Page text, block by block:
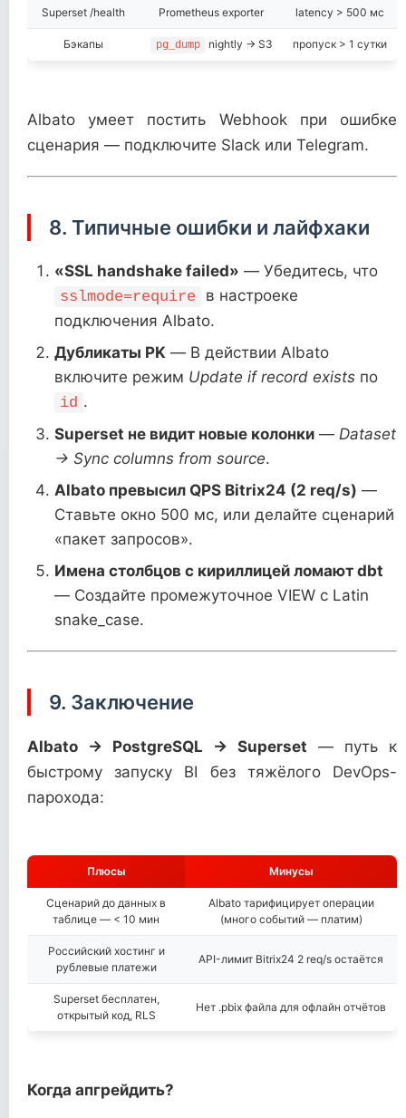
Superset /health Prometheus exporter latency > 500 мс
Бэкапы pg_dump nightly → S3 пропуск > 1 сутки
Albato умеет постить Webhook при ошибке
сценария — подключите Slack или Telegram.
8. Типичные ошибки и лайфхаки
«SSL handshake failed» — Убедитесь, что
sslmode=require
в настроеке
подключения Albato.
Дубликаты PK — В действии Albato
включите режим Update if record exists по
id .
Superset не видит новые колонки — Dataset
→ Sync columns from source.
Albato превысил QPS Bitrix24 (2 req/s) —
Ставьте окно 500 мс, или делайте сценарий
«пакет запросов».
Имена столбцов с кириллицей ломают dbt
— Создайте промежуточное VIEW с Latin
snake_case.
9. Заключение
Albato → PostgreSQL → Superset — путь к
быстрому запуску BI без тяжёлого DevOps-
парохода:
Плюсы Минусы
Сценарий до данных в
таблице — < 10 мин
Albato тарифицирует операции
(много событий — платим)
Российский хостинг и
рублевые платежи
API-лимит Bitrix24 2 req/s остаётся
Superset бесплатен,
открытый код, RLS
Нет .pbix файла для офлайн отчётов
Когда апгрейдить?